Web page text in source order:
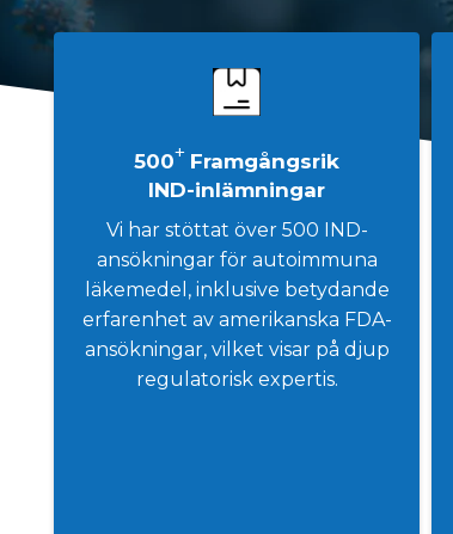
500+ Framgångsrik
IND-inlämningar
Vi har stöttat över 500 IND-
ansökningar för autoimmuna
läkemedel, inklusive betydande
erfarenhet av amerikanska FDA-
ansökningar, vilket visar på djup
regulatorisk expertis.